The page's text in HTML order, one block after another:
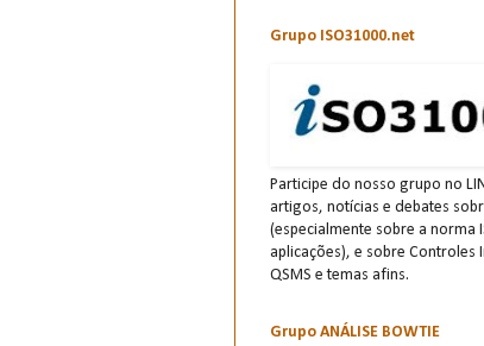
Grupo ISO31000.net
Participe do nosso grupo no
artigos, notícias e debates
(especialmente sobre a norma
aplicações), e sobre Controles
QSMS e temas afins.
Grupo ANÁLISE BOWTIE